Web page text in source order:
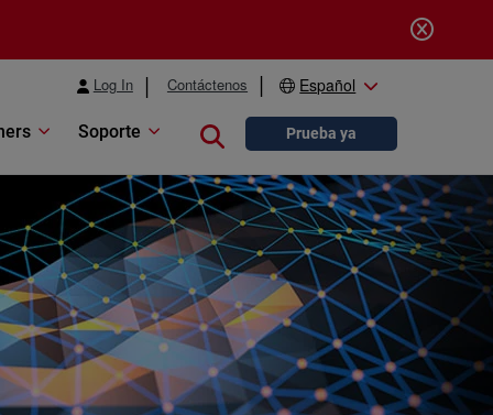
Log In Contáctenos Español
Soporte Close searchPrueba ya